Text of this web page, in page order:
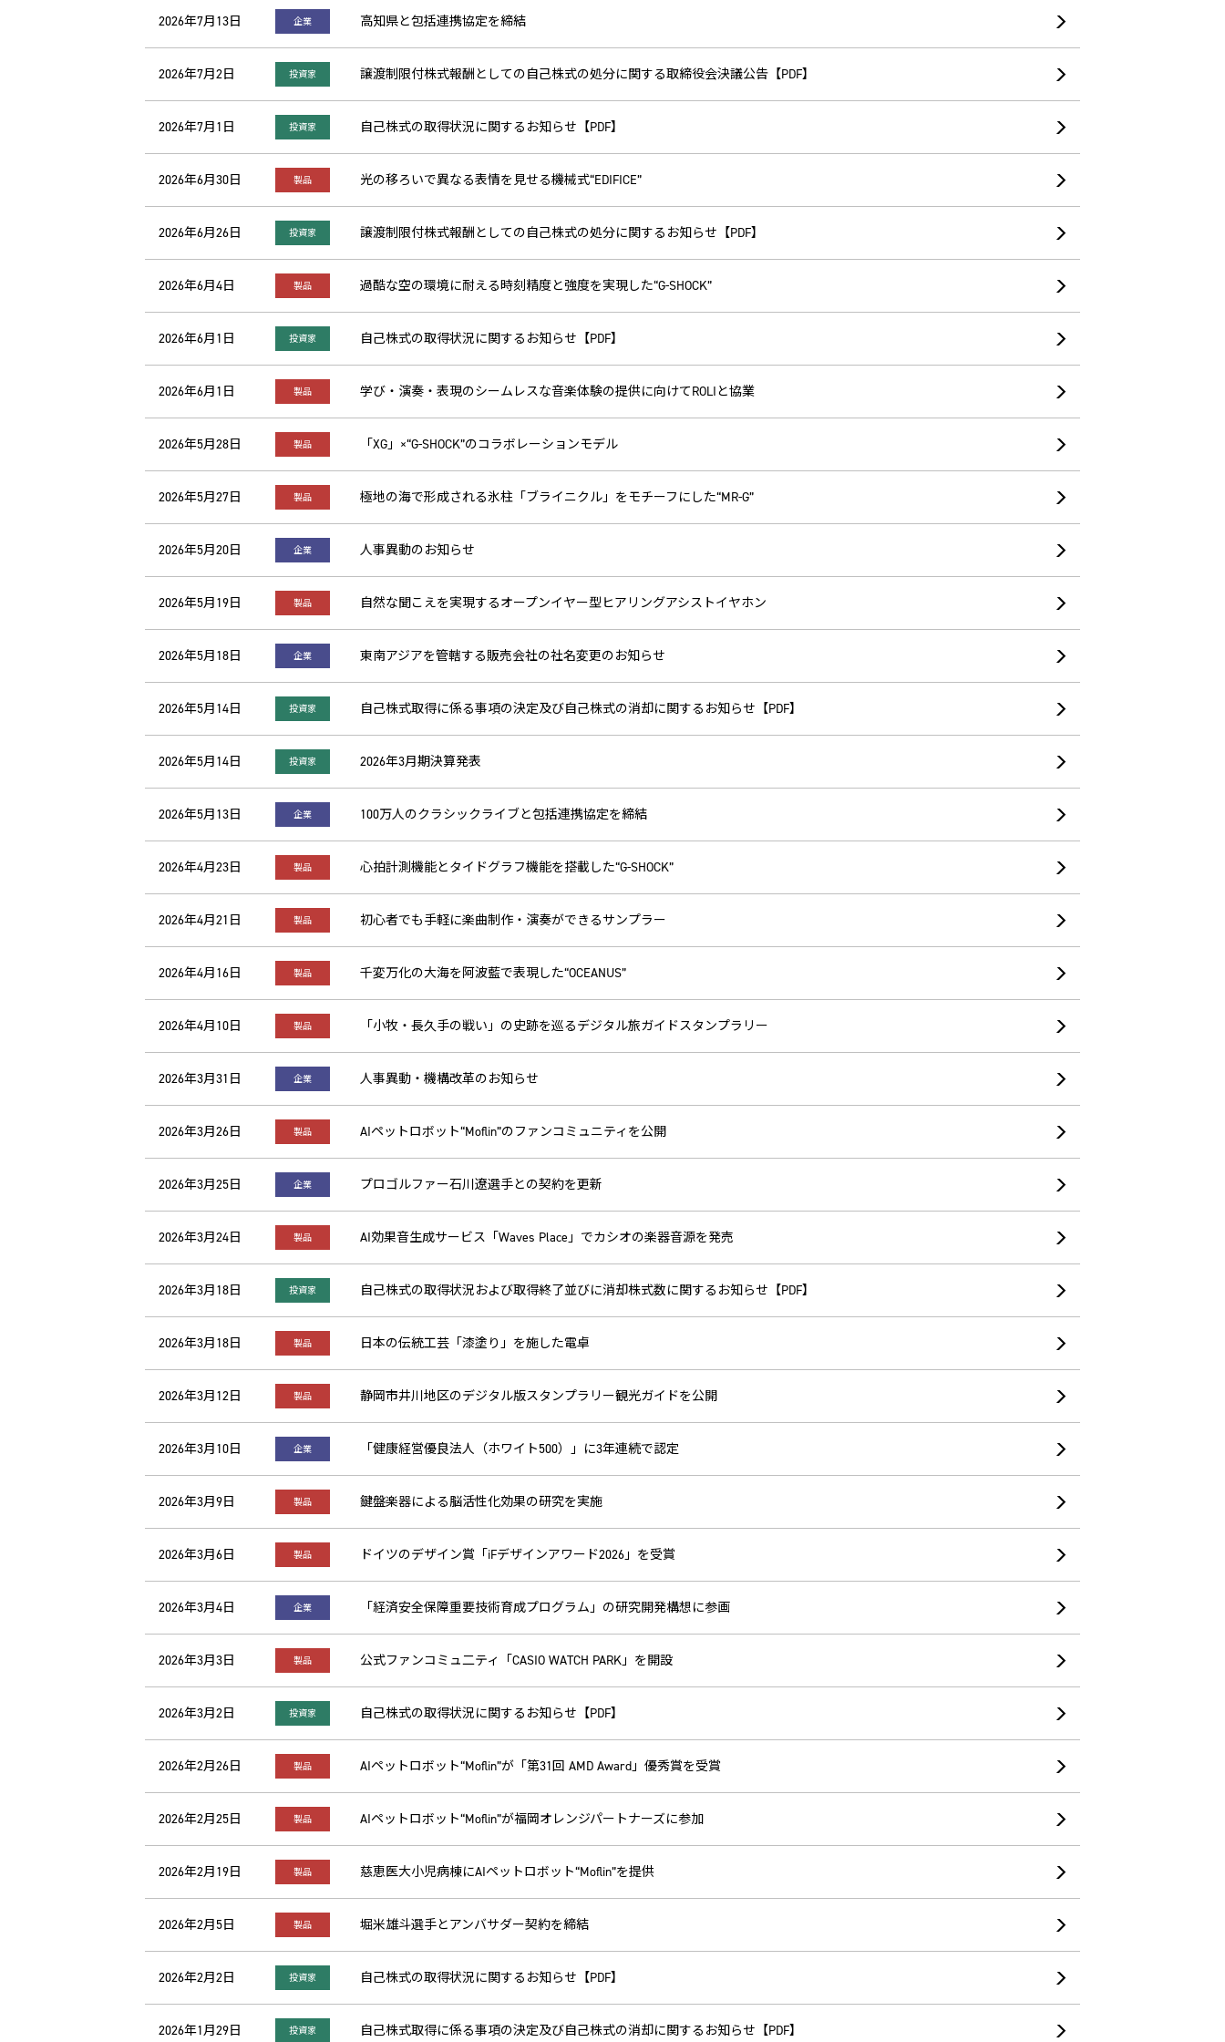
2026年7月13日 企業 高知県と包括連携協定を締結
2026年7月2日 投資家 譲渡制限付株式報酬としての自己株式の処分に関する取締役会決議公告【PDF】
2026年7月1日 投資家 自己株式の取得状況に関するお知らせ【PDF】
2026年6月30日 製品 光の移ろいで異なる表情を見せる機械式“EDIFICE”
2026年6月26日 投資家 譲渡制限付株式報酬としての自己株式の処分に関するお知らせ【PDF】
2026年6月4日 製品 過酷な空の環境に耐える時刻精度と強度を実現した“G-SHOCK”
2026年6月1日 投資家 自己株式の取得状況に関するお知らせ【PDF】
2026年6月1日 製品 学び・演奏・表現のシームレスな音楽体験の提供に向けてROLIと協業
2026年5月28日 製品 「XG」×“G-SHOCK”のコラボレーションモデル
2026年5月27日 製品 極地の海で形成される氷柱「ブライニクル」をモチーフにした“MR-G”
2026年5月20日 企業 人事異動のお知らせ
2026年5月19日 製品 自然な聞こえを実現するオープンイヤー型ヒアリングアシストイヤホン
2026年5月18日 企業 東南アジアを管轄する販売会社の社名変更のお知らせ
2026年5月14日 投資家 自己株式取得に係る事項の決定及び自己株式の消却に関するお知らせ【PDF】
2026年5月14日 投資家 2026年3月期決算発表
2026年5月13日 企業 100万人のクラシックライブと包括連携協定を締結
2026年4月23日 製品 心拍計測機能とタイドグラフ機能を搭載した“G-SHOCK”
2026年4月21日 製品 初心者でも手軽に楽曲制作・演奏ができるサンプラー
2026年4月16日 製品 千変万化の大海を阿波藍で表現した“OCEANUS”
2026年4月10日 製品 「小牧・長久手の戦い」の史跡を巡るデジタル旅ガイドスタンプラリー
2026年3月31日 企業 人事異動・機構改革のお知らせ
2026年3月26日 製品 AIペットロボット“Moflin”のファンコミュニティを公開
2026年3月25日 企業 プロゴルファー石川遼選手との契約を更新
2026年3月24日 製品 AI効果音生成サービス「Waves Place」でカシオの楽器音源を発売
2026年3月18日 投資家 自己株式の取得状況および取得終了並びに消却株式数に関するお知らせ【PDF】
2026年3月18日 製品 日本の伝統工芸「漆塗り」を施した電卓
2026年3月12日 製品 静岡市井川地区のデジタル版スタンプラリー観光ガイドを公開
2026年3月10日 企業 「健康経営優良法人（ホワイト500）」に3年連続で認定
2026年3月9日 製品 鍵盤楽器による脳活性化効果の研究を実施
2026年3月6日 製品 ドイツのデザイン賞「iFデザインアワード2026」を受賞
2026年3月4日 企業 「経済安全保障重要技術育成プログラム」の研究開発構想に参画
2026年3月3日 製品 公式ファンコミュ二ティ「CASIO WATCH PARK」を開設
2026年3月2日 投資家 自己株式の取得状況に関するお知らせ【PDF】
2026年2月26日 製品 AIペットロボット“Moflin”が「第31回 AMD Award」優秀賞を受賞
2026年2月25日 製品 AIペットロボット“Moflin”が福岡オレンジパートナーズに参加
2026年2月19日 製品 慈恵医大小児病棟にAIペットロボット“Moflin”を提供
2026年2月5日 製品 堀米雄斗選手とアンバサダー契約を締結
2026年2月2日 投資家 自己株式の取得状況に関するお知らせ【PDF】
2026年1月29日 投資家 自己株式取得に係る事項の決定及び自己株式の消却に関するお知らせ【PDF】